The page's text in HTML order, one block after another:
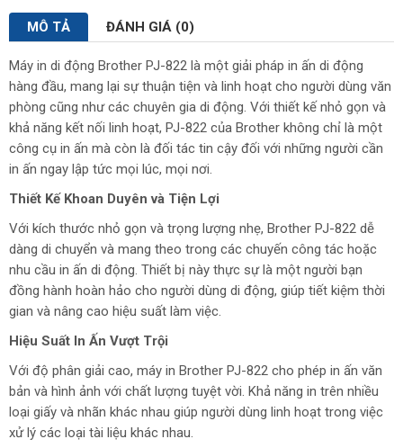
MÔ TẢ ĐÁNH GIÁ (0)
Máy in di động Brother PJ-822 là một giải pháp in ấn di động
hàng đầu, mang lại sự thuận tiện và linh hoạt cho người dùng văn
phòng cũng như các chuyên gia di động. Với thiết kế nhỏ gọn và
khả năng kết nối linh hoạt, PJ-822 của Brother không chỉ là một
công cụ in ấn mà còn là đối tác tin cậy đối với những người cần
in ấn ngay lập tức mọi lúc, mọi nơi.
Thiết Kế Khoan Duyên và Tiện Lợi
Với kích thước nhỏ gọn và trọng lượng nhẹ, Brother PJ-822 dễ
dàng di chuyển và mang theo trong các chuyến công tác hoặc
nhu cầu in ấn di động. Thiết bị này thực sự là một người bạn
đồng hành hoàn hảo cho người dùng di động, giúp tiết kiệm thời
gian và nâng cao hiệu suất làm việc.
Hiệu Suất In Ấn Vượt Trội
Với độ phân giải cao, máy in Brother PJ-822 cho phép in ấn văn
bản và hình ảnh với chất lượng tuyệt vời. Khả năng in trên nhiều
loại giấy và nhãn khác nhau giúp người dùng linh hoạt trong việc
xử lý các loại tài liệu khác nhau.